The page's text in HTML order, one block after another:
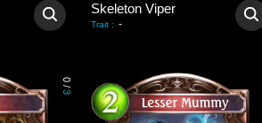
Skeleton Viper
Trait : -
0
/
3